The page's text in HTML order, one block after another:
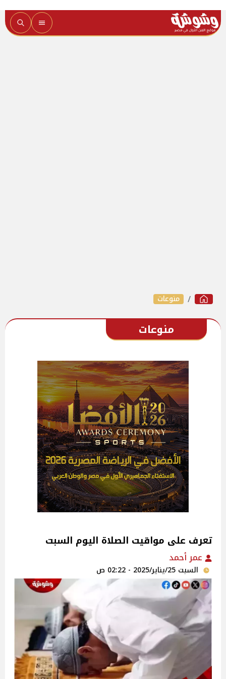
منوعات
منوعات
تعرف على مواقيت الصلاة اليوم السبت
عمر أحمد
السبت 25/يناير/2025 - 02:22 ص